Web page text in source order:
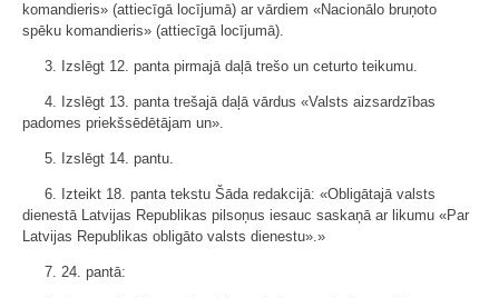
komandieris» (attiecīgā locījumā) ar vārdiem «Nacionālo bruņoto
spēku komandieris» (attiecīgā locījumā).
3. Izslēgt 12. panta pirmajā daļā trešo un ceturto teikumu.
4. Izslēgt 13. panta trešajā daļā vārdus «Valsts aizsardzības
padomes priekšsēdētājam un».
5. Izslēgt 14. pantu.
6. Izteikt 18. panta tekstu Šāda redakcijā: «Obligātajā valsts
dienestā Latvijas Republikas pilsoņus iesauc saskaņā ar likumu «Par
Latvijas Republikas obligāto valsts dienestu».»
7. 24. pantā: